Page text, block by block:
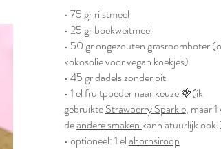
• 75 gr rijstmeel⁣
• 25 gr boekweitmeel⁣
• 50 gr ongezouten grasroomboter
kokosolie⁣ voor vegan koekjes)
• 45 grdadels zonder pit⁣
• 1 el fruitpoeder naar keuze 🍓(ik
gebruikteStrawberry Sparkle, maar 1
deandere smaken kann atuurlijk
• optioneel: 1 elahornsiroop⁣